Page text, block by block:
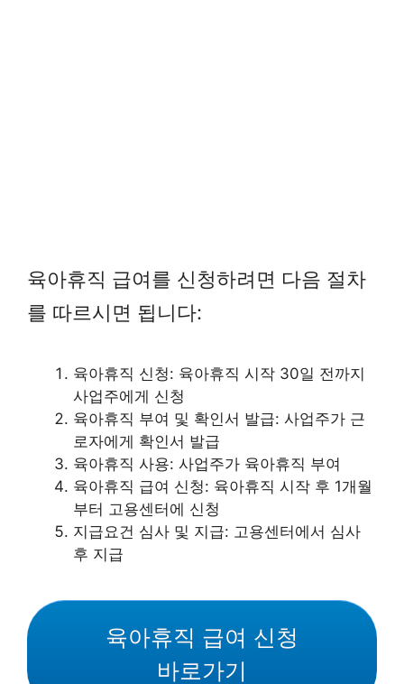
육아휴직 급여를 신청하려면 다음 절차
를 따르시면 됩니다:
육아휴직 신청: 육아휴직 시작 30일 전까지
사업주에게 신청
육아휴직 부여 및 확인서 발급: 사업주가 근
로자에게 확인서 발급
육아휴직 사용: 사업주가 육아휴직 부여
육아휴직 급여 신청: 육아휴직 시작 후 1개월
부터 고용센터에 신청
지급요건 심사 및 지급: 고용센터에서 심사
후 지급
육아휴직 급여 신청
바로가기